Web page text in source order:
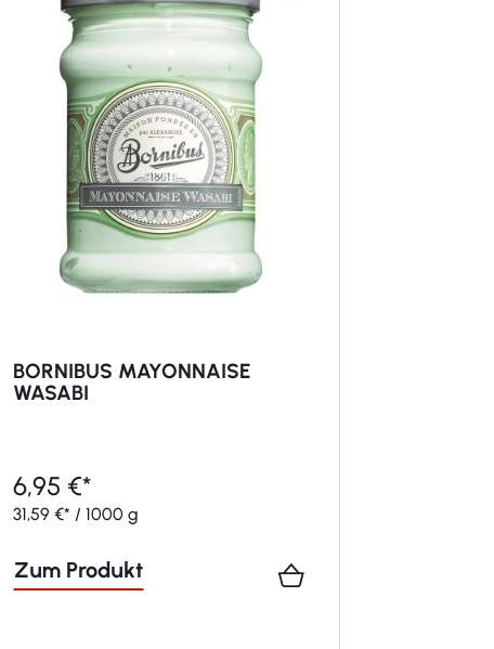
BORNIBUS MAYONNAISE
WASABI
6,95 €*
31,59 €* / 1000 g
Zum Produkt